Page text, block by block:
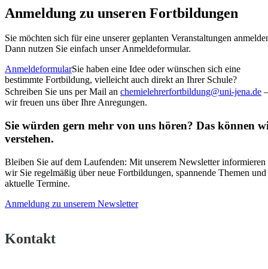
Anmeldung zu unseren Fortbildungen
Sie möchten sich für eine unserer geplanten Veranstaltungen
Dann nutzen Sie einfach unser Anmeldeformular.
AnmeldeformularSie haben eine Idee oder wünschen sich eine
bestimmte Fortbildung, vielleicht auch direkt an Ihrer Schule?
Schreiben Sie uns per Mail an chemielehrerfortbildung@uni-jena.de –
wir freuen uns über Ihre Anregungen.
Sie würden gern mehr von uns hören? Das können
verstehen.
Bleiben Sie auf dem Laufenden: Mit unserem Newsletter informieren
wir Sie regelmäßig über neue Fortbildungen, spannende Themen und
aktuelle Termine.
Anmeldung zu unserem Newsletter
Kontakt